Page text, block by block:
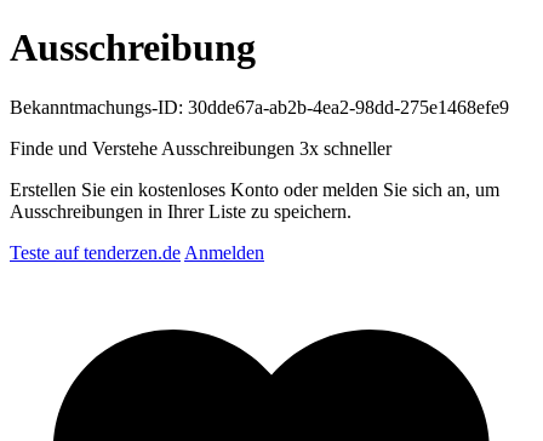
Ausschreibung
Bekanntmachungs-ID: 30dde67a-ab2b-4ea2-98dd-275e1468efe9
Finde und Verstehe Ausschreibungen 3x schneller
Erstellen Sie ein kostenloses Konto oder melden Sie sich an, um
Ausschreibungen in Ihrer Liste zu speichern.
Teste auf tenderzen.de Anmelden